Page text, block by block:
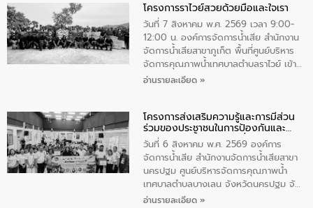
ทองคำและประกาศเกียรติคุณให้แก่ กำนัน
ผู้ใหญ่บ้านยอดเยี่ยม พร้อมกล่าวชื่นชม ให้
โอวาท และมอบนโยบาย
โครงการราไวย์สวยด้วยมือและใจเรา
วันที่ 7 สิงหาคม พ.ศ. 2569 เวลา 9:00-
12:00 น. องค์การจัดการน้ำเสีย สำนักงาน
จัดการน้ำเสียสาขาภูเก็ต พื้นที่ศูนย์บริหาร
จัดการคุณภาพน้ำเทศบาลตำบลราไวย์ เข้า
ร่วมโครงการราไวย์สวยด้วยมือและใจเรา
ประชาชน ตัวแทนจากโรงแรมต่างๆ ในเขต
เทศบาลตำบลราไวย์ ศูนย์บริหารจัดการ
คุณภาพน้ำเทศบาลตำบลราไวย์ นำโดยนาย
น้อย แก้วเศษ ผู้จัดการสำนักงานจัดการน้ำ
เสียสาขาภูเก็ต พร้อมด้วยเจ้าหน้าที่ จำนวน
5 คน ร่วมทำกิจกรรม ทำความสะอาด
ชายหาดและแหล่งท่องเที่ยว ณ บริเวณ
อ่านรายละเอียด »
โครงการส่งเสริมความรู้และการมีส่วน
ร่วมของประชาชนในการป้องกันและ
แก้ไขปัญหาน้ำเสียอย่างยั่งยืน
วันที่ 6 สิงหาคม พ.ศ. 2569 องค์การ
จัดการน้ำเสีย สำนักงานจัดการน้ำเสียสาขา
นครปฐม ศูนย์บริหารจัดการคุณภาพน้ำ
เทศบาลตำบลบางเลน จังหวัดนครปฐม จัด
กิจกรรมภายใต้โครงการส่งเสริมความรู้และ
อ่านรายละเอียด »